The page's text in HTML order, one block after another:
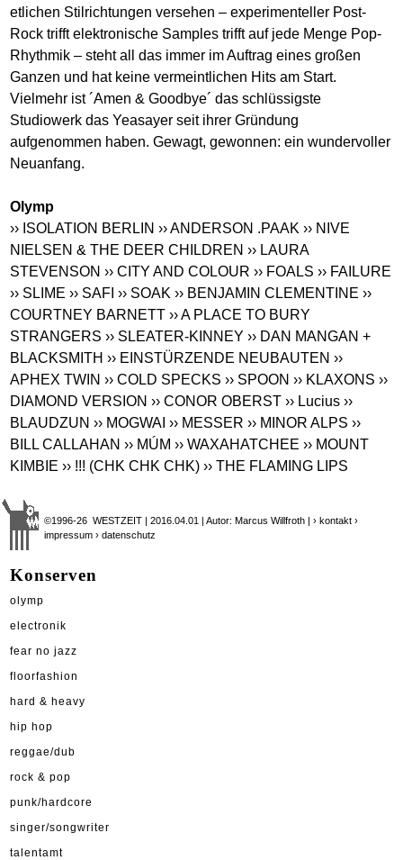
etlichen Stilrichtungen versehen – experimenteller Post-
Rock trifft elektronische Samples trifft auf jede Menge Pop-
Rhythmik – steht all das immer im Auftrag eines großen
Ganzen und hat keine vermeintlichen Hits am Start.
Vielmehr ist ´Amen & Goodbye´ das schlüssigste
Studiowerk das Yeasayer seit ihrer Gründung
aufgenommen haben. Gewagt, gewonnen: ein wundervoller
Neuanfang.
Olymp
›› ISOLATION BERLIN ›› ANDERSON .PAAK ›› NIVE
NIELSEN & THE DEER CHILDREN ›› LAURA
STEVENSON ›› CITY AND COLOUR ›› FOALS ›› FAILURE
›› SLIME ›› SAFI ›› SOAK ›› BENJAMIN CLEMENTINE ››
COURTNEY BARNETT ›› A PLACE TO BURY
STRANGERS ›› SLEATER-KINNEY ›› DAN MANGAN +
BLACKSMITH ›› EINSTÜRZENDE NEUBAUTEN ››
APHEX TWIN ›› COLD SPECKS ›› SPOON ›› KLAXONS ››
DIAMOND VERSION ›› CONOR OBERST ›› Lucius ››
BLAUDZUN ›› MOGWAI ›› MESSER ›› MINOR ALPS ››
BILL CALLAHAN ›› MÚM ›› WAXAHATCHEE ›› MOUNT
KIMBIE ›› !!! (CHK CHK CHK) ›› THE FLAMING LIPS
©1996-26 WESTZEIT | 2016.04.01 | Autor: Marcus Willfroth |› kontakt ›
impressum › datenschutz
Konserven
olymp
electronik
fear no jazz
floorfashion
hard & heavy
hip hop
reggae/dub
rock & pop
punk/hardcore
singer/songwriter
talentamt